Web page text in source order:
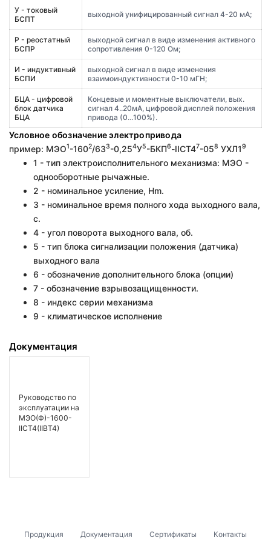
У - токовый
БСПТ
выходной унифицированный сигнал 4-20 мА;
Р - реостатный
БСПР
выходной сигнал в виде изменения активного
сопротивления 0-120 Ом;
И - индуктивный
БСПИ
выходной сигнал в виде изменения
взаимоиндуктивности 0-10 мГН;
БЦА - цифровой
блок датчика
БЦА
Концевые и моментные выключатели, вых.
сигнал 4..20мА, цифровой дисплей положения
привода (0…100%).
Условное обозначение электропривода
пример: МЭО1-1602/633-0,254У5-БКП6-IIСT47-058 УХЛ19
1 - тип электроисполнительного механизма: МЭО -
однооборотные рычажные.
2 - номинальное усиление, Hm.
3 - номинальное время полного хода выходного вала,
с.
4 - угол поворота выходного вала, об.
5 - тип блока сигнализации положения (датчика)
выходного вала
6 - обозначение дополнительного блока (опции)
7 - обозначение взрывозащищенности.
8 - индекс серии механизма
9 - климатическое исполнение
Документация
Руководство по
эксплуатации на
МЭО(Ф)-1600-
IICT4(IIBT4)
Продукция Документация Сертификаты Контакты